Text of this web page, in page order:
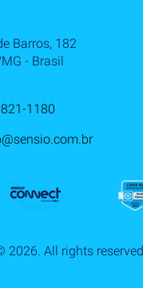
Barros, 182
- Brasil
1180
2026. All rights